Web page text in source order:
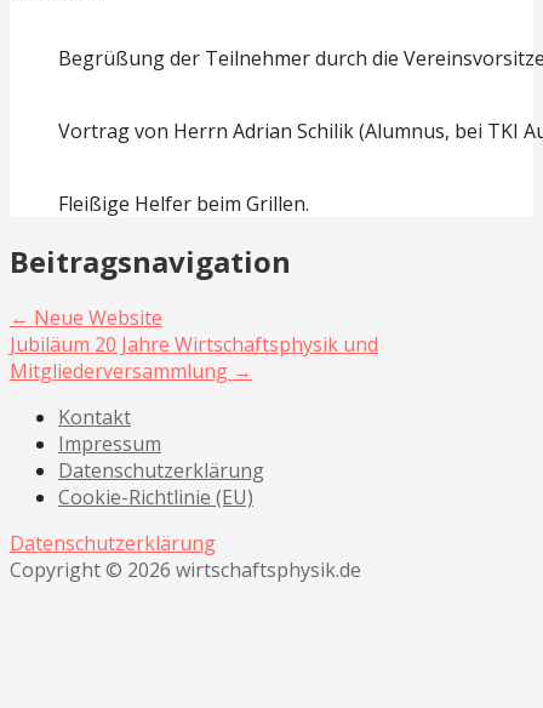
Begrüßung der Teilnehmer durch die
Vortrag von Herrn Adrian Schilik (Alumnus, bei TKI
Fleißige Helfer beim Grillen.
Beitragsnavigation
← Neue Website
Jubiläum 20 Jahre Wirtschaftsphysik und
Mitgliederversammlung →
Kontakt
Impressum
Datenschutzerklärung
Cookie-Richtlinie (EU)
Datenschutzerklärung
Copyright © 2026 wirtschaftsphysik.de